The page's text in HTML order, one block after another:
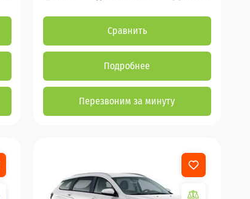
Сравнить
Подробнее
Перезвоним за минуту